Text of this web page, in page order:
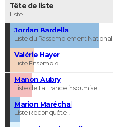
Tête de liste
Liste
Jordan Bardella
Liste du Rassemblement National
Valérie Hayer
Liste Ensemble
Manon Aubry
Liste de La France insoumise
Marion Maréchal
Liste Reconquête !